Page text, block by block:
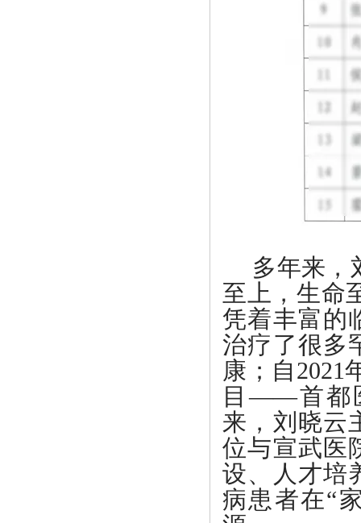
多年来，
至上，生命
凭着丰富的
治疗了很多
康；自2021
目——首都
来，刘晓云
位与宣武医
设、人才培
病患者在“